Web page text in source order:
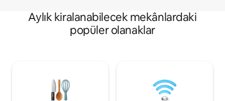
Aylık kiralanabilecek mekânlardaki
popüler olanaklar